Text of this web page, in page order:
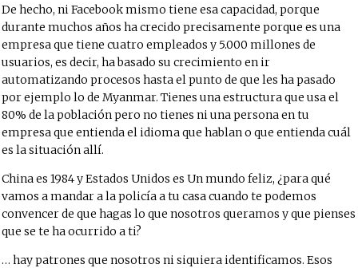
De hecho, ni Facebook mismo tiene esa capacidad, porque
durante muchos años ha crecido precisamente porque es una
empresa que tiene cuatro empleados y 5.000 millones de
usuarios, es decir, ha basado su crecimiento en ir
automatizando procesos hasta el punto de que les ha pasado
por ejemplo lo de Myanmar. Tienes una estructura que usa el
80% de la población pero no tienes ni una persona en tu
empresa que entienda el idioma que hablan o que entienda cuál
es la situación allí.
China es 1984 y Estados Unidos es Un mundo feliz, ¿para qué
vamos a mandar a la policía a tu casa cuando te podemos
convencer de que hagas lo que nosotros queramos y que pienses
que se te ha ocurrido a ti?
… hay patrones que nosotros ni siquiera identificamos. Esos